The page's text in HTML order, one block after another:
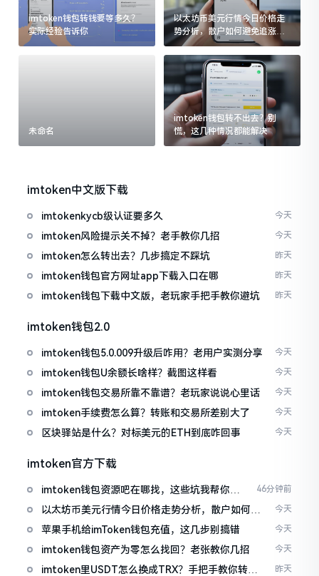
imtoken钱包转钱要等多久？
实际经验告诉你
以太坊币美元行情今日价格走
势分析，散户如何避免追涨杀
跌被套牢
未命名
imtoken钱包转不出去？别
慌，这几种情况都能解决
imtoken中文版下载
imtokenkycb级认证要多久 今天
imtoken风险提示关不掉？老手教你几招 今天
imtoken怎么转出去？几步搞定不踩坑 昨天
imtoken钱包官方网址app下载入口在哪 昨天
imtoken钱包下载中文版，老玩家手把手教你避坑 昨天
imtoken钱包2.0
imtoken钱包5.0.009升级后咋用？老用户实测分享 今天
imtoken钱包U余额长啥样？截图这样看 今天
imtoken钱包交易所靠不靠谱？老玩家说说心里话 今天
imtoken手续费怎么算？转账和交易所差别大了 今天
区块驿站是什么？对标美元的ETH到底咋回事 今天
imtoken官方下载
imtoken钱包资源吧在哪找，这些坑我帮你趟
过
46分钟前
以太坊币美元行情今日价格走势分析，散户如何避
免追涨杀跌被套牢
今天
苹果手机给imToken钱包充值，这几步别搞错 今天
imtoken钱包资产为零怎么找回？老张教你几招 今天
imtoken里USDT怎么换成TRX？手把手教你转成
昨天